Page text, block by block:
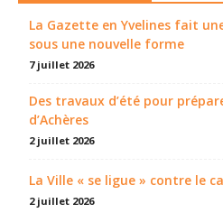
La Gazette en Yvelines fait
sous une nouvelle forme
7 juillet 2026
Des travaux d’été pour
d’Achères
2 juillet 2026
La Ville « se ligue » contre le
2 juillet 2026